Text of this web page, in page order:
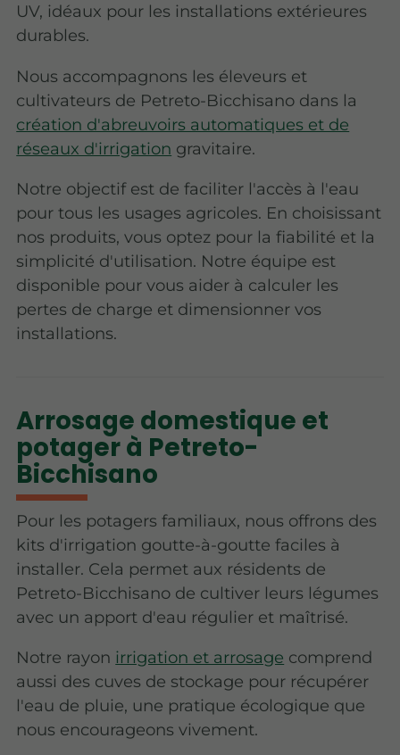
UV, idéaux pour les installations extérieures
durables.
Nous accompagnons les éleveurs et
cultivateurs de Petreto-Bicchisano dans la
création d'abreuvoirs automatiques et de
réseaux d'irrigation gravitaire.
Notre objectif est de faciliter l'accès à l'eau
pour tous les usages agricoles. En choisissant
nos produits, vous optez pour la fiabilité et la
simplicité d'utilisation. Notre équipe est
disponible pour vous aider à calculer les
pertes de charge et dimensionner vos
installations.
Arrosage domestique et
potager à Petreto-
Bicchisano
Pour les potagers familiaux, nous offrons des
kits d'irrigation goutte-à-goutte faciles à
installer. Cela permet aux résidents de
Petreto-Bicchisano de cultiver leurs légumes
avec un apport d'eau régulier et maîtrisé.
Notre rayon irrigation et arrosage comprend
aussi des cuves de stockage pour récupérer
l'eau de pluie, une pratique écologique que
nous encourageons vivement.